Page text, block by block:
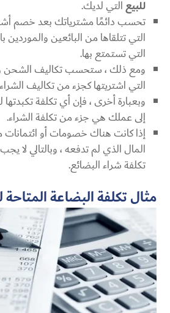
للبيعالتي لديك.
تحسب دائمًا مشترياتك بعد خصم
التي تتلقاها من البائعين والموردين
التي تستمتع بها.
ومع ذلك ، ستحسب تكاليف الشحن
التي اشتريتها كجزء من تكاليف
وبعبارة أخرى ، فإن أي تكلفة
إلى عملك هي جزء من تكلفة الشراء.
إذا كانت هناك خصومات أو
المال الذي لم تدفعه ، وبالتالي لا
تكلفة شراء البضائع.
مثالتكلفة البضاعة المتاحة